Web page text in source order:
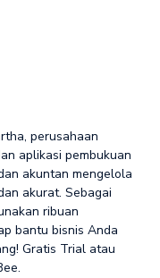
perusahaan
aplikasi pembukuan
akuntan mengelola
akurat. Sebagai
ribuan
bantu bisnis Anda
Gratis Trial atau